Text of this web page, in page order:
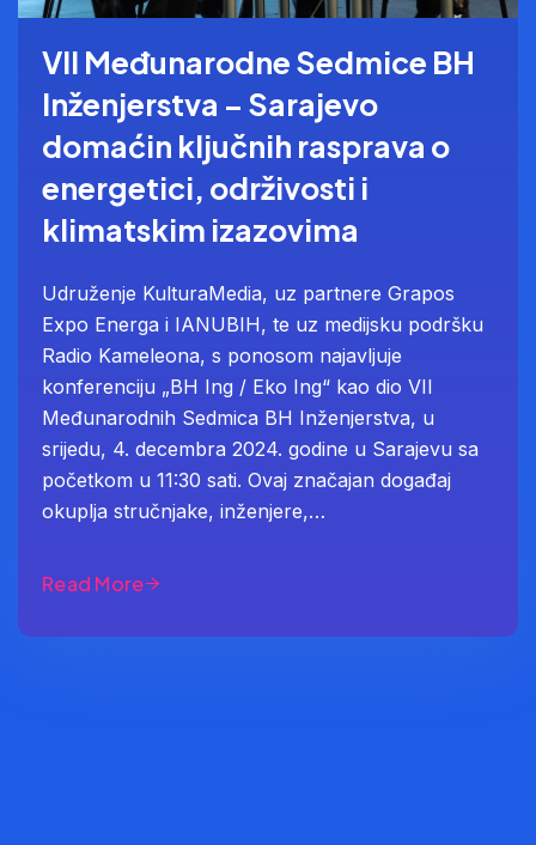
VII Međunarodne Sedmice BH
Inženjerstva – Sarajevo
domaćin ključnih rasprava o
energetici, održivosti i
klimatskim izazovima
Udruženje KulturaMedia, uz partnere Grapos
Expo Energa i IANUBIH, te uz medijsku podršku
Radio Kameleona, s ponosom najavljuje
konferenciju „BH Ing / Eko Ing“ kao dio VII
Međunarodnih Sedmica BH Inženjerstva, u
srijedu, 4. decembra 2024. godine u Sarajevu sa
početkom u 11:30 sati. Ovaj značajan događaj
okuplja stručnjake, inženjere,…
Read More